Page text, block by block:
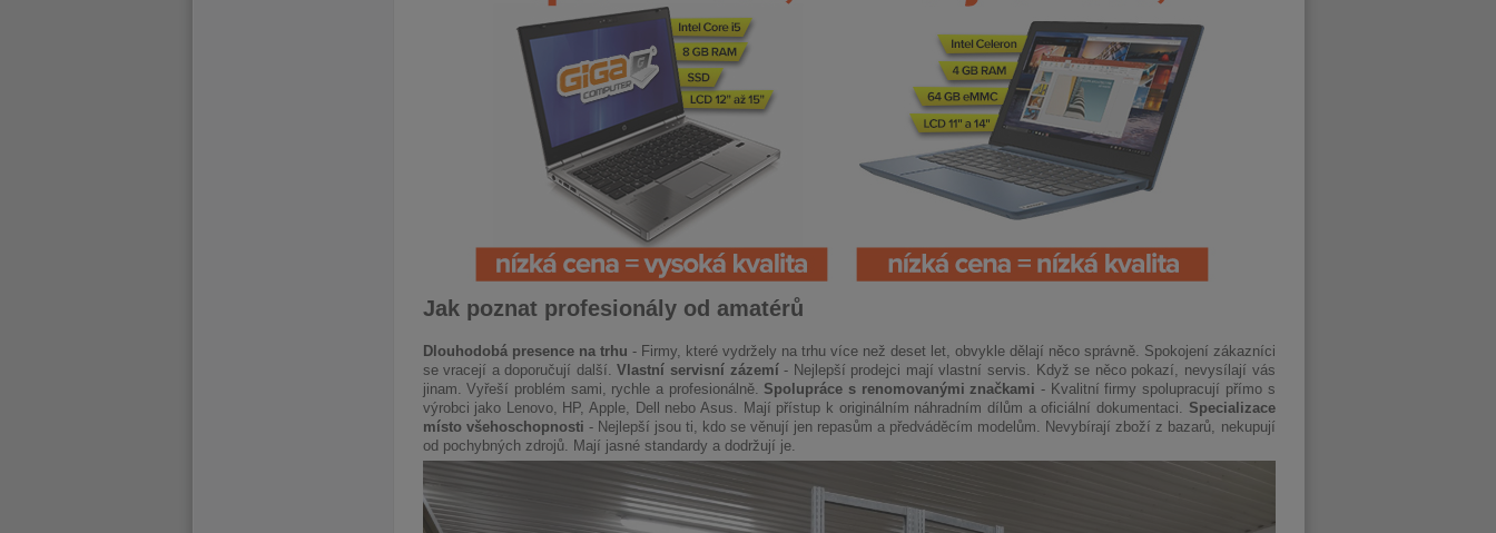
Jak poznat profesionály od amatérů
Dlouhodobá presence na trhu - Firmy, které vydržely na trhu více než deset let, obvykle dělají něco správně. Spokojení zákazníci
se vracejí a doporučují další.Vlastní servisní zázemí - Nejlepší prodejci mají vlastní servis. Když se něco pokazí, nevysílají vás
jinam. Vyřeší problém sami, rychle a profesionálně. Spolupráce s renomovanými značkami - Kvalitní firmy spolupracují přímo s
výrobci jako Lenovo, HP, Apple, Dell nebo Asus. Mají přístup k originálním náhradním dílům a oficiální dokumentaci. Specializace
místo všehoschopnosti - Nejlepší jsou ti, kdo se věnují jen repasům a předváděcím modelům. Nevybírají zboží z bazarů, nekupují
od pochybných zdrojů. Mají jasné standardy a dodržují je.